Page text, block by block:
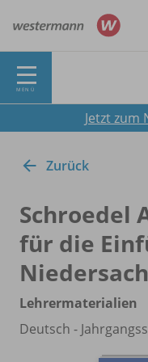
MENÜ
Jetzt zum
Zurück
Schroedel
für die
Lehrermaterialien
Deutsch -